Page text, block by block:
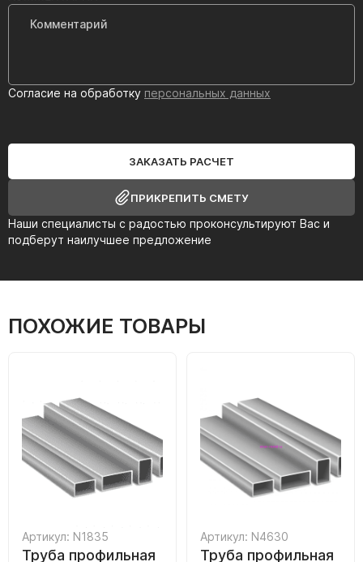
Наши специалисты с радостью проконсультируют Вас и
подберут наилучшее предложение
Согласие на обработку персональных данных
ЗАКАЗАТЬ РАСЧЕТ
ПРИКРЕПИТЬ СМЕТУ
ПОХОЖИЕ ТОВАРЫ
Артикул: N1835
Труба профильная
Артикул: N4630
Труба профильная